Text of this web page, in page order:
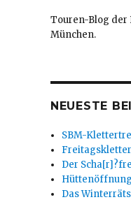
Touren-Blog der
München.
NEUESTE
SBM-
Der
Hüttenöffnung
Das